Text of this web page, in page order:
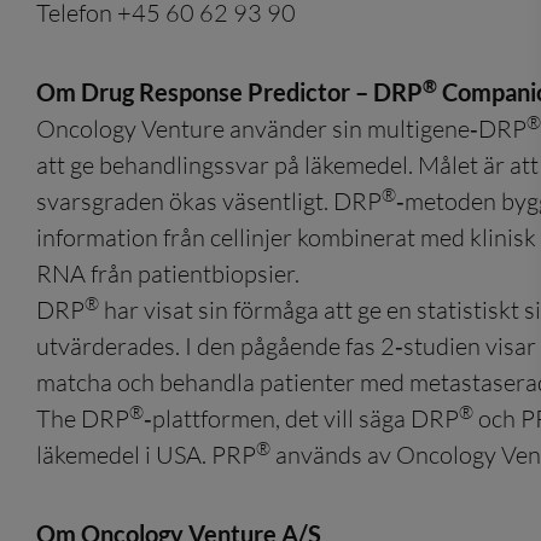
Telefon +45 60 62 93 90
Om Drug Response Predictor – DRP®
Oncology Venture använder sin multigene‑DRP®
att ge behandlingssvar på läkemedel. Målet är
svarsgraden ökas väsentligt. DRP®‑metoden
information från cellinjer kombinerat med
RNA från patientbiopsier.
DRP® har visat sin förmåga att ge en statistiskt
utvärderades. I den pågående fas 2‑studien visar
matcha och behandla patienter med
The DRP®‑plattformen, det vill säga DRP® och
läkemedel i USA. PRP® används av Oncology
Om Oncology Venture A/S